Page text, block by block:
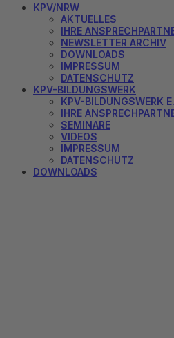
KPV/NRW
AKTUELLES
IHRE
NEWSLETTER ARCHIV
DOWNLOADS
IMPRESSUM
DATENSCHUTZ
KPV-BILDUNGSWERK
KPV-BILDUNGSWERK
IHRE
SEMINARE
VIDEOS
IMPRESSUM
DATENSCHUTZ
DOWNLOADS